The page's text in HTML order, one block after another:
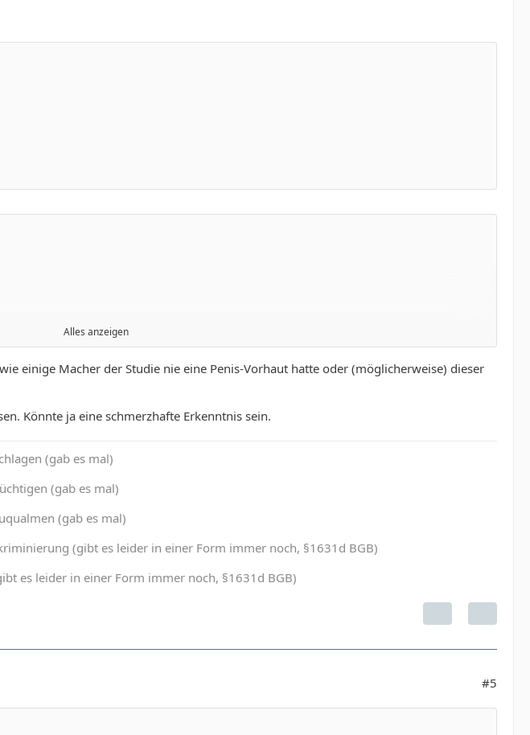
Alles anzeigen
einige Macher der Studie nie eine Penis-Vorhaut hatte oder (möglicherweise) dieser
Könnte ja eine schmerzhafte Erkenntnis sein.
(gab es mal)
(gab es mal)
(gab es mal)
(gibt es leider in einer Form immer noch, §1631d BGB)
es leider in einer Form immer noch, §1631d BGB)
#5